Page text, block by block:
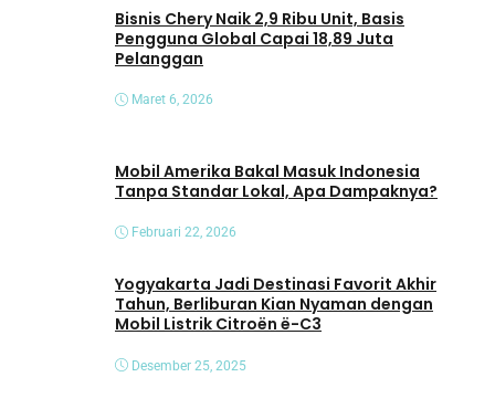
Bisnis Chery Naik 2,9 Ribu Unit, Basis
Pengguna Global Capai 18,89 Juta
Pelanggan
Maret 6, 2026
Mobil Amerika Bakal Masuk Indonesia
Tanpa Standar Lokal, Apa Dampaknya?
Februari 22, 2026
Yogyakarta Jadi Destinasi Favorit Akhir
Tahun, Berliburan Kian Nyaman dengan
Mobil Listrik Citroën ë-C3
Desember 25, 2025